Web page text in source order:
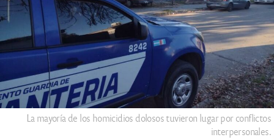
La mayoría de los homicidios dolosos tuvieron lugar por conflictos
interpersonales.